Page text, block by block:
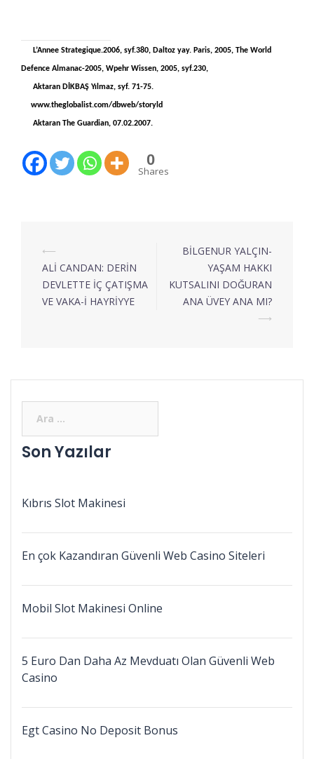
L’Annee Strategique.2006, syf.380, Daltoz yay. Paris, 2005, The World
Defence Almanac-2005, Wpehr Wissen, 2005, syf.230,
Aktaran DİKBAŞ Yılmaz, syf. 71-75.
www.theglobalist.com/dbweb/storyld
Aktaran The Guardian, 07.02.2007.
0
Shares
⟵
ALİ CANDAN: DERİN
DEVLETTE İÇ ÇATIŞMA
VE VAKA-İ HAYRİYYE
BİLGENUR YALÇIN-
YAŞAM HAKKI
KUTSALINI DOĞURAN
ANA ÜVEY ANA MI?
⟶
Son Yazılar
Kıbrıs Slot Makinesi
En çok Kazandıran Güvenli Web Casino Siteleri
Mobil Slot Makinesi Online
5 Euro Dan Daha Az Mevduatı Olan Güvenli Web
Casino
Egt Casino No Deposit Bonus